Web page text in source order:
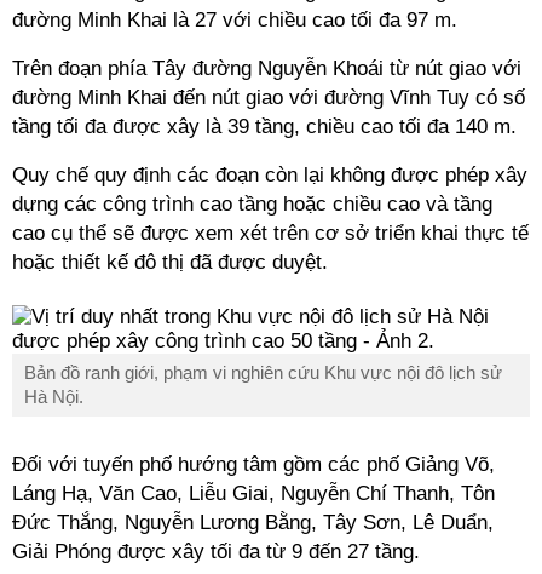
đường Minh Khai là 27 với chiều cao tối đa 97 m.
Trên đoạn phía Tây đường Nguyễn Khoái từ nút giao với
đường Minh Khai đến nút giao với đường Vĩnh Tuy có số
tầng tối đa được xây là 39 tầng, chiều cao tối đa 140 m.
Quy chế quy định các đoạn còn lại không được phép xây
dựng các công trình cao tầng hoặc chiều cao và tầng
cao cụ thể sẽ được xem xét trên cơ sở triển khai thực tế
hoặc thiết kế đô thị đã được duyệt.
Bản đồ ranh giới, phạm vi nghiên cứu Khu vực nội đô lịch sử
Hà Nội.
Đối với tuyến phố hướng tâm gồm các phố Giảng Võ,
Láng Hạ, Văn Cao, Liễu Giai, Nguyễn Chí Thanh, Tôn
Đức Thắng, Nguyễn Lương Bằng, Tây Sơn, Lê Duẩn,
Giải Phóng được xây tối đa từ 9 đến 27 tầng.